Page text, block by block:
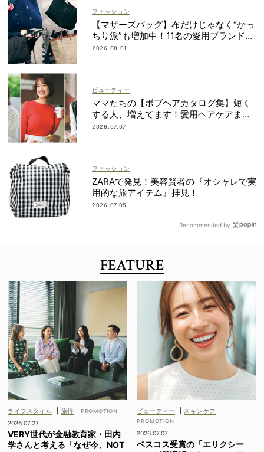
ファッション
【マザーズバッグ】布だけじゃなく“かっ
ちり派”も増加中！11名の愛用ブランド
は？
2026.08.01
ビューティー
ママたちの【ボブヘアカタログ集】短く
する人、増えてます！愛用ヘアケアまで
全部見せ
2026.07.07
ファッション
ZARAで発見！美容賢者の『オシャレで実
用的な旅アイテム』拝見！
2026.07.05
Recommended by
FEATURE
ライフスタイル
旅行
2026.07.27
VERY世代が金融教育家・田内
学さんと考える「なぜ今、NOT
ビューティー スキンケア
2026.07.07
ベスコス受賞の「エリクシー